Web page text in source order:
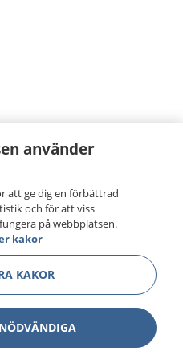
använder
att ge dig en förbättrad
och för att viss
på webbplatsen.
kakor
KAKOR